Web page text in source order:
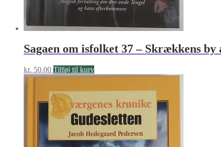
Sagaen om isfolket 37 – Skrækkens
kr. 50.00 Tilføj til kurv